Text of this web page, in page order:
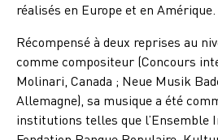
réalisés en Europe et en Amérique.
Récompensé à deux reprises au
comme compositeur (Concours
Molinari, Canada ; Neue Musik
Allemagne), sa musique a été
institutions telles que l’Ensemble